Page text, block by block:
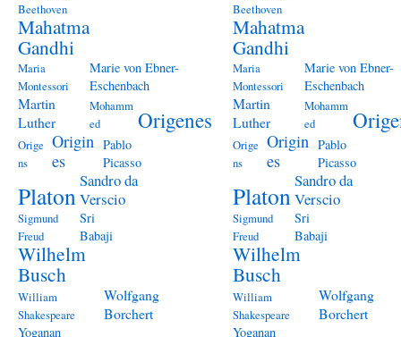
Beethoven
Mahatma
Gandhi
Maria
Montessori
Marie von Ebner-
Eschenbach
Martin
Luther
Mohamm
ed
Origenes
Orige
ns
Origin
es
Pablo
Picasso
Platon
Sandro da
Verscio
Sigmund
Freud
Sri
Babaji
Wilhelm
Busch
William
Shakespeare
Wolfgang
Borchert
Yoganan
Beethoven
Mahatma
Gandhi
Maria
Montessori
Marie von Ebner-
Eschenbach
Martin
Luther
Mohamm
ed
Orige
ns
Origin
es
Pablo
Picasso
Platon
Sandro da
Verscio
Sigmund
Freud
Sri
Babaji
Wilhelm
Busch
William
Shakespeare
Wolfgang
Borchert
Yoganan